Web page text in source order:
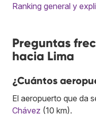
Ranking general y
Preguntas
hacia Lima
¿Cuántos
El aeropuerto que da
Chávez (10 km).